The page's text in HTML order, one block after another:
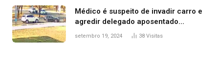
Médico é suspeito de invadir carro e
agredir delegado aposentado
durante confusão no trânsito
setembro 19, 2024 38 Visitas